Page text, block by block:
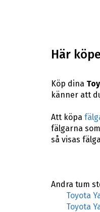
Här
Köp dina
känner att
Att köpa
fälgarna
så visas
Andra tum
Toyota
Toyota